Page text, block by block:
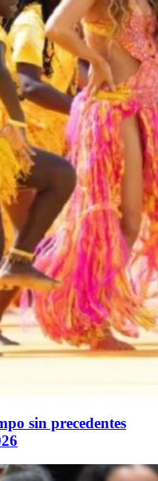
sin precedentes